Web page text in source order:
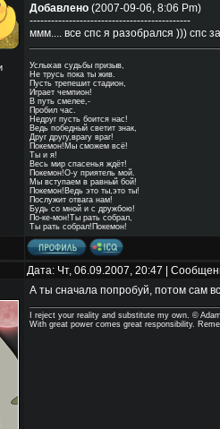
Добавлено(2007-09-06, 8:06 Pm)
---------------------------------------------
ммм.... все спс я разобрался ))) спс
Услыхав судьбы призыв,
Не трусь пока ты жив.
Пусть трепешит стадион,
Играет чемпион!
В путь смелее,-
Пробил час.
Недруг пусть боится нас!
Ведь победный светит знак,
Друг другу,врагу враг!
Покемон!Мы сможем всё!
Ты и я!
Весь мир спасенья ждёт!
Покемон!О-у приятель мой.
Мы вступаем в равный бой!
Покемон!Ведь это ты,это ты!
Послужит отвага нам!
Будь со мной и с дружбою!
По-ке-мон!Ты рать собрал,
Ты рать собрал!Покемон!
Дата: Чт, 06.09.2007, 20:47 |
А ты сначала попробуй, потом сам
I reject your reality and substitute my own. ©
With great power comes great responsibility.